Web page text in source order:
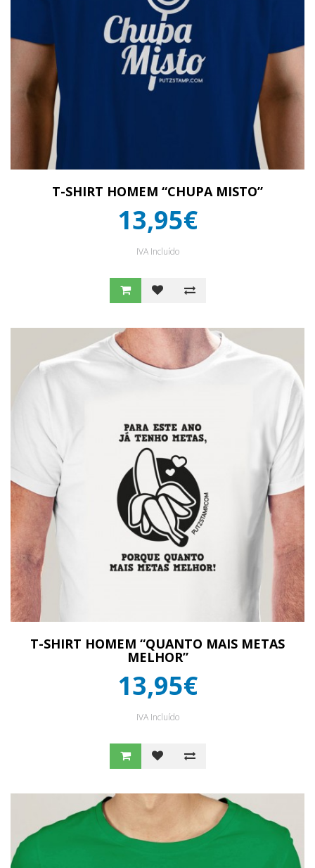
T-SHIRT HOMEM “CHUPA MISTO”
13,95€
IVA Incluído
T-SHIRT HOMEM “QUANTO MAIS METAS
MELHOR”
13,95€
IVA Incluído